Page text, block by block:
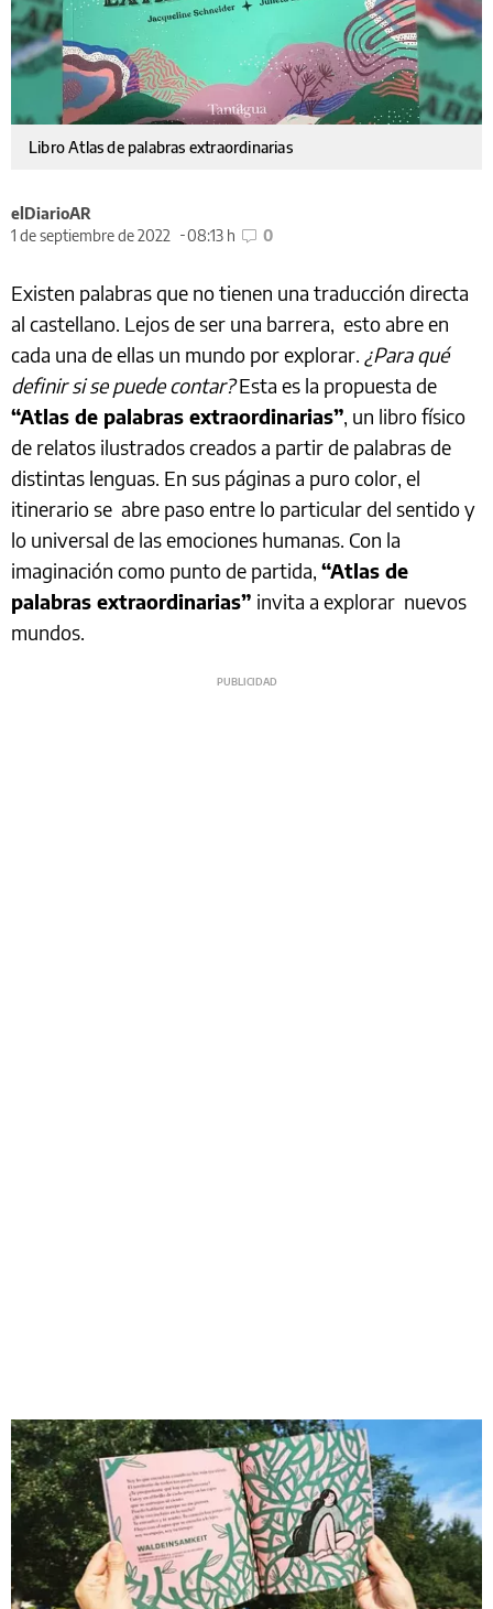
Libro Atlas de palabras extraordinarias
elDiarioAR
1 de septiembre de 2022
08:13 h 0
Existen palabras que no tienen una traducción directa
al castellano. Lejos de ser una barrera, esto abre en
cada una de ellas un mundo por explorar. ¿Para qué
definir si se puede contar?Esta es la propuesta de
“Atlas de palabras extraordinarias”, un libro físico
de relatos ilustrados creados a partir de palabras de
distintas lenguas. En sus páginas a puro color, el
itinerario se abre paso entre lo particular del sentido y
lo universal de las emociones humanas. Con la
imaginación como punto de partida, “Atlas de
palabras extraordinarias” invita a explorar nuevos
mundos.